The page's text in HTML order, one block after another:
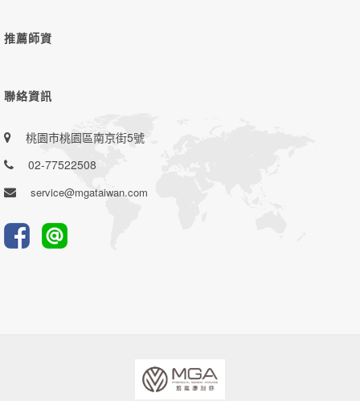
推薦師資
聯絡資訊
桃園市桃園區南京街5號
02-77522508
service@mgataiwan.com